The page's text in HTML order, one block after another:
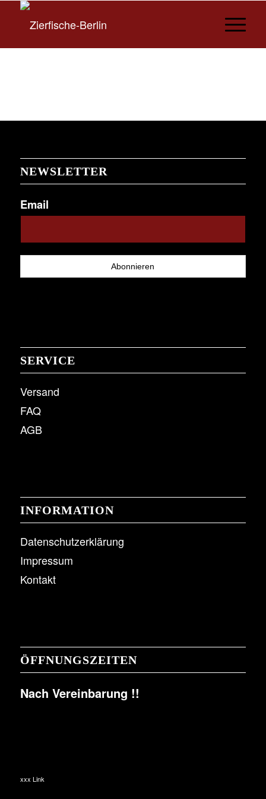
NEWSLETTER
Email
SERVICE
Versand
FAQ
AGB
INFORMATION
Datenschutzerklärung
Impressum
Kontakt
ÖFFNUNGSZEITEN
Nach Vereinbarung !!
xxx Link